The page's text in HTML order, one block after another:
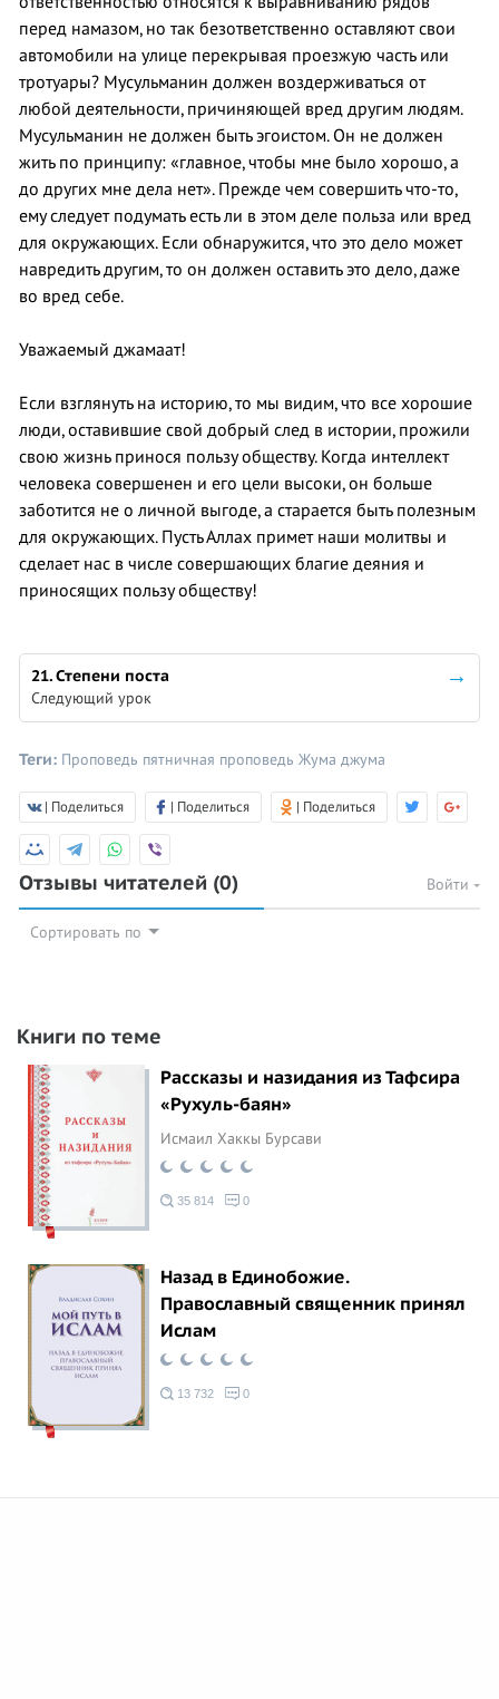
перед намазом, но так безответственно оставляют свои
автомобили на улице перекрывая проезжую часть или
тротуары? Мусульманин должен воздерживаться от
любой деятельности, причиняющей вред другим людям.
Мусульманин не должен быть эгоистом. Он не должен
жить по принципу: «главное, чтобы мне было хорошо, а
до других мне дела нет». Прежде чем совершить что-то,
ему следует подумать есть ли в этом деле польза или вред
для окружающих. Если обнаружится, что это дело может
навредить другим, то он должен оставить это дело, даже
во вред себе.
Уважаемый джамаат!
Если взглянуть на историю, то мы видим, что все хорошие
люди, оставившие свой добрый след в истории, прожили
свою жизнь принося пользу обществу. Когда интеллект
человека совершенен и его цели высоки, он больше
заботится не о личной выгоде, а старается быть полезным
для окружающих. Пусть Аллах примет наши молитвы и
сделает нас в числе совершающих благие деяния и
приносящих пользу обществу!
21. Степени поста
Следующий урок
Теги: Проповедь пятничная проповедь Жума джума
| Поделиться | Поделиться | Поделиться
Отзывы читателей (0) Войти
Сортировать по
Книги по теме
Рассказы и назидания из Тафсира
«Рухуль-баян»
Исмаил Хаккы Бурсави
35 814 0
Назад в Единобожие.
Православный священник принял
Ислам
13 732 0